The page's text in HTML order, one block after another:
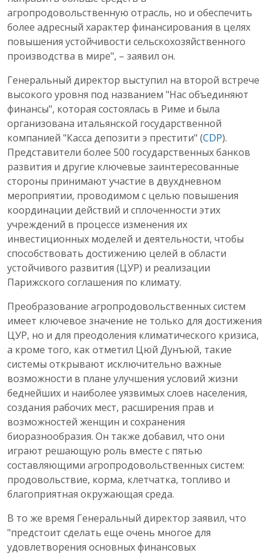
агропродовольственную отрасль, но и обеспечить
более адресный характер финансирования в целях
повышения устойчивости сельскохозяйственного
производства в мире", – заявил он.
Генеральный директор выступил на второй встрече
высокого уровня под названием "Нас объединяют
финансы", которая состоялась в Риме и была
организована итальянской государственной
компанией "Касса депозити э престити" (CDP).
Представители более 500 государственных банков
развития и другие ключевые заинтересованные
стороны принимают участие в двухдневном
мероприятии, проводимом с целью повышения
координации действий и сплоченности этих
учреждений в процессе изменения их
инвестиционных моделей и деятельности, чтобы
способствовать достижению целей в области
устойчивого развития (ЦУР) и реализации
Парижского соглашения по климату.
Преобразование агропродовольственных систем
имеет ключевое значение не только для достижения
ЦУР, но и для преодоления климатического кризиса,
а кроме того, как отметил Цюй Дунъюй, такие
системы открывают исключительно важные
возможности в плане улучшения условий жизни
беднейших и наиболее уязвимых слоев населения,
создания рабочих мест, расширения прав и
возможностей женщин и сохранения
биоразнообразия. Он также добавил, что они
играют решающую роль вместе с пятью
составляющими агропродовольственных систем:
продовольствие, корма, клетчатка, топливо и
благоприятная окружающая среда.
В то же время Генеральный директор заявил, что
"предстоит сделать еще очень многое для
удовлетворения основных финансовых